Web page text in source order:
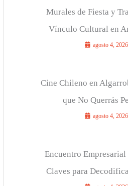
Murales de Fiesta y
Vínculo Cultural en
agosto 4, 2026
Cine Chileno en
que No Querrás
agosto 4, 2026
Encuentro Empresarial
Claves para